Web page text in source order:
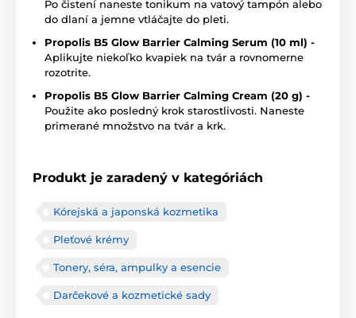
Po čistení naneste tonikum na vatový tampón alebo
do dlaní a jemne vtláčajte do pleti.
Propolis B5 Glow Barrier Calming Serum (10 ml) -
Aplikujte niekoľko kvapiek na tvár a rovnomerne
rozotrite.
Propolis B5 Glow Barrier Calming Cream (20 g) -
Použite ako posledný krok starostlivosti. Naneste
primerané množstvo na tvár a krk.
Produkt je zaradený v kategóriách
Kórejská a japonská kozmetika
Pleťové krémy
Tonery, séra, ampulky a esencie
Darčekové a kozmetické sady